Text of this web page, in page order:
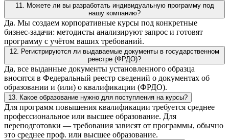
11. Можете ли вы разработать индивидуальную программу под
нашу компанию?
Да. Мы создаем корпоративные курсы под конкретные
бизнес-задачи: методисты анализируют запрос и готовят
программу с учётом ваших требований.
12. Регистрируются ли выдаваемые документы в государственном
реестре (ФРДО)?
Да, все выданные документы установленного образца
вносятся в Федеральный реестр сведений о документах об
образовании и (или) о квалификации (ФРДО).
13. Какое образование нужно для поступления на курсы?
Для программ повышения квалификации требуется среднее
профессиональное или высшее образование. Для
переподготовки — требования зависят от программы, обычно
это среднее проф. или высшее образование.